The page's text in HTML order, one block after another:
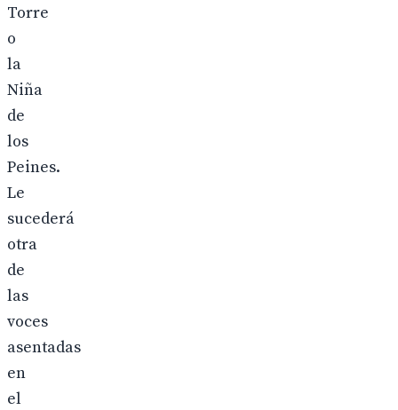
Torre
o
la
Niña
de
los
Peines.
Le
sucederá
otra
de
las
voces
asentadas
en
el